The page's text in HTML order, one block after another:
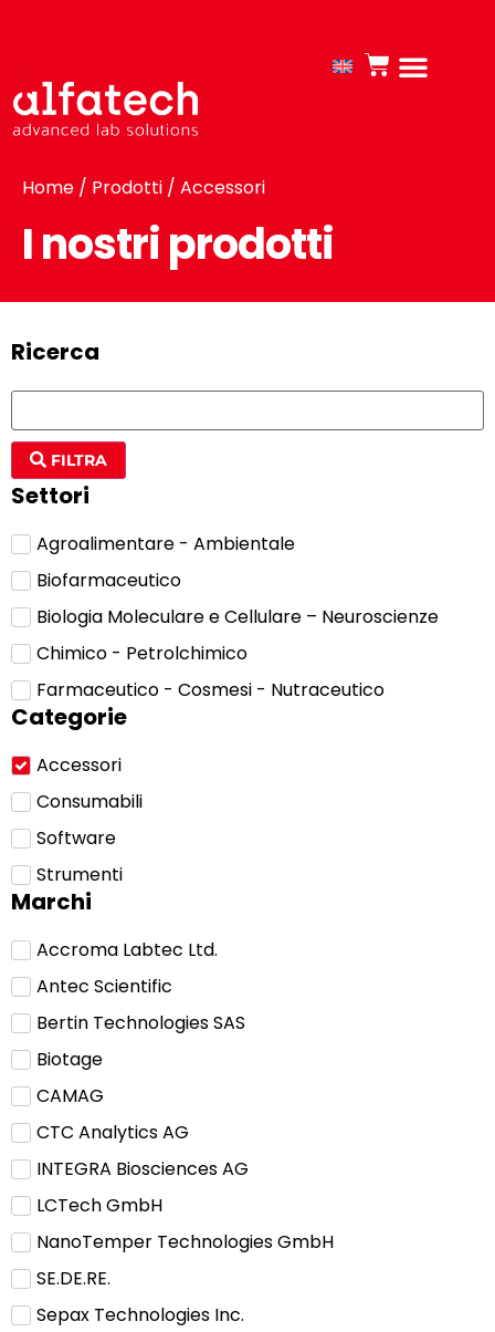
Home / Prodotti / Accessori
I nostri prodotti
Ricerca
FILTRA
Settori
Agroalimentare - Ambientale
Biofarmaceutico
Biologia Moleculare e Cellulare – Neuroscienze
Chimico - Petrolchimico
Farmaceutico - Cosmesi - Nutraceutico
Categorie
Accessori
Consumabili
Software
Strumenti
Marchi
Accroma Labtec Ltd.
Antec Scientific
Bertin Technologies SAS
Biotage
CAMAG
CTC Analytics AG
INTEGRA Biosciences AG
LCTech GmbH
NanoTemper Technologies GmbH
SE.DE.RE.
Sepax Technologies Inc.